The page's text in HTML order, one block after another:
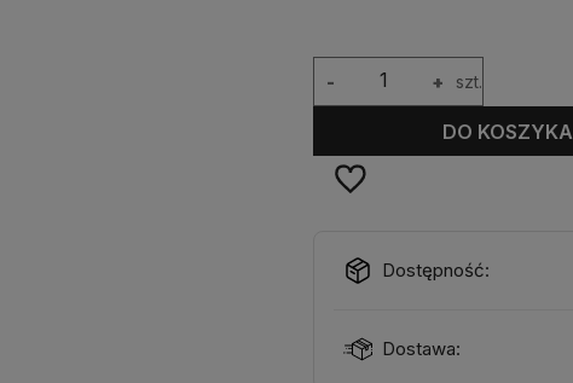
+
- szt.
DO KOSZYKA
Dostępność:
Dostawa: